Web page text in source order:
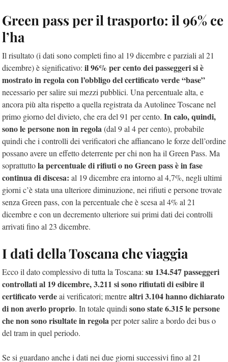
Green pass per il trasporto: il 96% ce
l’ha
Il risultato (i dati sono completi fino al 19 dicembre e parziali al 21
dicembre) è significativo: il 96% per cento dei passeggeri si è
mostrato in regola con l’obbligo del certificato verde “base”
necessario per salire sui mezzi pubblici. Una percentuale alta, e
ancora più alta rispetto a quella registrata da Autolinee Toscane nel
primo giorno del divieto, che era del 91 per cento. In calo, quindi,
sono le persone non in regola(dal 9 al 4 per cento), probabile
quindi che i controlli dei verificatori che affiancano le forze dell’ordine
possano avere un effetto deterrente per chi non ha il Green Pass. Ma
soprattuttola percentuale di rifiuti o no Green pass è in fase
continua di discesa: al 19 dicembre era intorno al 4,7%, negli ultimi
giorni c’è stata una ulteriore diminuzione, nei rifiuti e persone trovate
senza Green pass, con la percentuale che è scesa al 4% al 21
dicembre e con un decremento ulteriore sui primi dati dei controlli
arrivati fino al 23 dicembre.
I dati della Toscana che viaggia
Ecco il dato complessivo di tutta la Toscana: su 134.547 passeggeri
controllati al 19 dicembre, 3.211 si sono rifiutati di esibire il
certificato verdeai verificatori; mentrealtri 3.104 hanno dichiarato
di non averlo proprio. In totale quindisono state 6.315 le persone
che non sono risultate in regolaper poter salire a bordo dei bus o
del tram in quel periodo.
Se si guardano anche i dati nei due giorni successivi fino al 21